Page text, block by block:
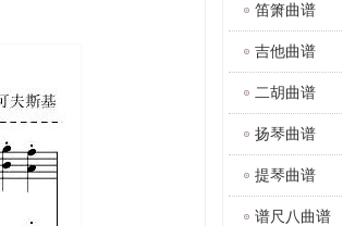
笛箫曲谱
吉他曲谱
二胡曲谱
扬琴曲谱
提琴曲谱
谱尺八曲谱